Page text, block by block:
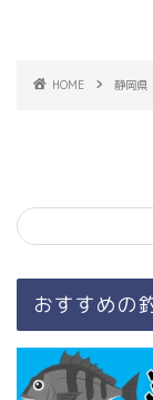
HOME 静岡県
おすすめの